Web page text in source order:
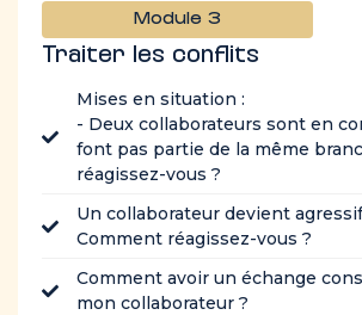
Module 3
Traiter les conflits
Mises en situation :
- Deux collaborateurs sont en
font pas partie de la même
réagissez-vous ?
Un collaborateur devient
Comment réagissez-vous ?
Comment avoir un échange
mon collaborateur ?